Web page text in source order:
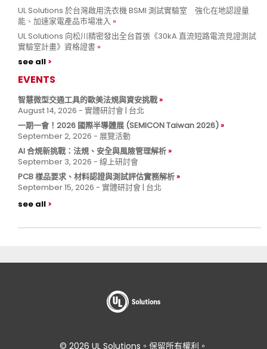
UL Solutions 於台灣啟用洗衣機 BSMI 測試實驗室 強化在地認證量
能、加速家電產品市場准入
UL Solutions 向松川精密發出全台首張《30kA 直流短路電流見證測試
實驗室計畫》資格證書
see all
EVENTS
智慧微型交通工具的歐美法規與資安挑戰
August 14, 2026 - 實體研討會 | 台北
一期一會！2026 國際半導體展 (SEMICON Taiwan 2026)
September 2, 2026 - 展覽活動
AI 合規新挑戰：法規、安全與風險管理解析
September 3, 2026 - 線上研討會
PCB 樣品要求、材料認證與測試評估實務解析
September 15, 2026 - 實體研討會 | 台北
see all
© 2026 UL Solutions。保留所有權利。